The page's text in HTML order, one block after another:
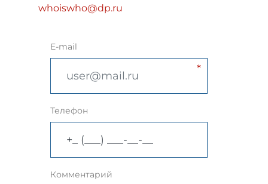
whoiswho@dp.ru
E-mail
Телефон
Комментарий